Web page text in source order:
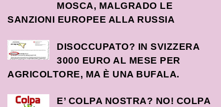
MOSCA, MALGRADO LE
SANZIONI EUROPEE ALLA RUSSIA
DISOCCUPATO? IN SVIZZERA
3000 EURO AL MESE PER
AGRICOLTORE, MA È UNA BUFALA.
E’ COLPA NOSTRA? NO! COLPA